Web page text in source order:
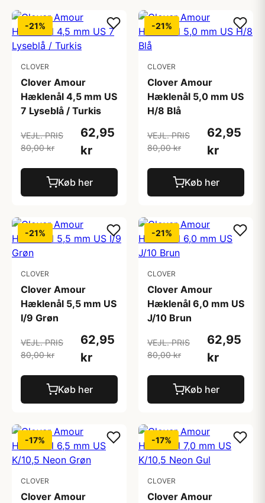
-21%
CLOVER
Clover Amour
Hæklenål 4,5 mm US
7 Lyseblå / Turkis
VEJL. PRIS
80,00 kr
62,95
kr
Køb her
-21%
CLOVER
Clover Amour
Hæklenål 5,0 mm US
H/8 Blå
VEJL. PRIS
80,00 kr
62,95
kr
Køb her
-21%
CLOVER
Clover Amour
Hæklenål 5,5 mm US
I/9 Grøn
VEJL. PRIS
80,00 kr
62,95
kr
Køb her
-21%
CLOVER
Clover Amour
Hæklenål 6,0 mm US
J/10 Brun
VEJL. PRIS
80,00 kr
62,95
kr
Køb her
-17%
CLOVER
Clover Amour
-17%
CLOVER
Clover Amour